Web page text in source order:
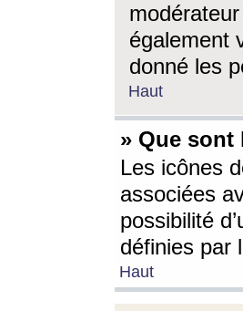
également
donné les
Haut
» Que sont
Les icônes
associées
possibilité
définies par
Haut